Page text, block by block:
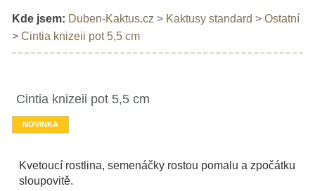
Kde jsem: Duben-Kaktus.cz > Kaktusy standard > Ostatní
> Cintia knizeii pot 5,5 cm
Cintia knizeii pot 5,5 cm
NOVINKA
Kvetoucí rostlina, semenáčky rostou pomalu a zpočátku
sloupovitě.